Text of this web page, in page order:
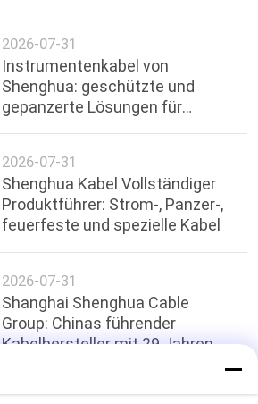
2026-07-31
Instrumentenkabel von
Shenghua: geschützte und
gepanzerte Lösungen für
2026-07-31
Shenghua Kabel Vollständiger
Produktführer: Strom-, Panzer-,
feuerfeste und spezielle Kabel
2026-07-31
Shanghai Shenghua Cable
Group: Chinas führender
Kabelhersteller mit 29 Jahren